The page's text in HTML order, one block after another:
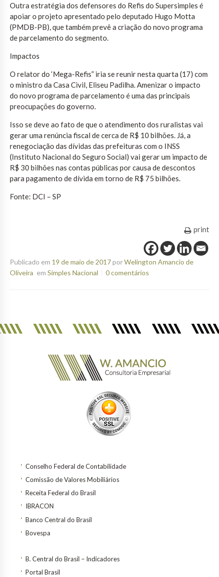
Outra estratégia dos defensores do Refis do Supersimples é
apoiar o projeto apresentado pelo deputado Hugo Motta
(PMDB-PB), que também prevê a criação do novo programa
de parcelamento do segmento.
Impactos
O relator do ‘Mega-Refis” iria se reunir nesta quarta (17) com
o ministro da Casa Civil, Eliseu Padilha. Amenizar o impacto
do novo programa de parcelamento é uma das principais
preocupações do governo.
Isso se deve ao fato de que o atendimento dos ruralistas vai
gerar uma renúncia fiscal de cerca de R$ 10 bilhões. Já, a
renegociação das dívidas das prefeituras com o INSS
(Instituto Nacional do Seguro Social) vai gerar um impacto de
R$ 30 bilhões nas contas públicas por causa de descontos
para pagamento de dívida em torno de R$ 75 bilhões.
Fonte: DCI – SP
print
Publicado em 19 de maio de 2017porWelington Amancio de
Oliveira em Simples Nacional 0 comentários
Conselho Federal de Contabilidade
Comissão de Valores Mobiliários
Receita Federal do Brasil
IBRACON
Banco Central do Brasil
Bovespa
B. Central do Brasil – Indicadores
Portal Brasil